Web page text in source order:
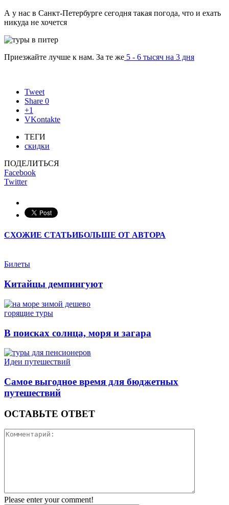
А у нас в Санкт-Петербурге сегодня такая погода, что и ехать
никуда не хочется
Приезжайте лучше к нам. За те же 5 - 6 тысяч на 3 дня
Tweet
Share 0
+1
VKontakte
ТЕГИ
скидки
ПОДЕЛИТЬСЯ
Facebook
Twitter
СХОЖИЕ СТАТЬИБОЛЬШЕ ОТ АВТОРА
Билеты
Китайцы демпингуют
горящие туры
В поисках солнца, моря и загара
Идеи путешествий
Самое выгодное время для бюджетных
путешествий
ОСТАВЬТЕ ОТВЕТ
Please enter your comment!